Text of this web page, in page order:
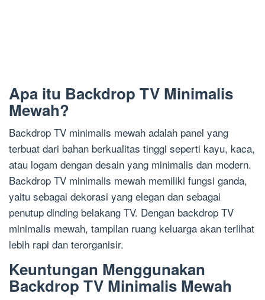
Apa itu Backdrop TV Minimalis
Mewah?
Backdrop TV minimalis mewah adalah panel yang
terbuat dari bahan berkualitas tinggi seperti kayu, kaca,
atau logam dengan desain yang minimalis dan modern.
Backdrop TV minimalis mewah memiliki fungsi ganda,
yaitu sebagai dekorasi yang elegan dan sebagai
penutup dinding belakang TV. Dengan backdrop TV
minimalis mewah, tampilan ruang keluarga akan terlihat
lebih rapi dan terorganisir.
Keuntungan Menggunakan
Backdrop TV Minimalis Mewah